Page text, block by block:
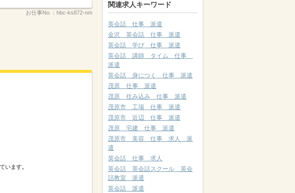
お仕事No.： hbc-ks872-nm
います。
関連求人キーワード
英会話 仕事 派遣
金沢 英会話 仕事 派遣
英会話 学び 仕事 派遣
英会話 講師 タイム 仕事
派遣
英会話 身につく 仕事 派遣
茂原 仕事 派遣
茂原 住み込み 仕事 派遣
茂原市 工場 仕事 派遣
茂原市 近辺 仕事 派遣
茂原 宅建 仕事 派遣
茂原市 美容 仕事 求人 派
遣
英会話 仕事 求人
英会話 英会話スクール 英会
話教室 派遣
英会話 派遣